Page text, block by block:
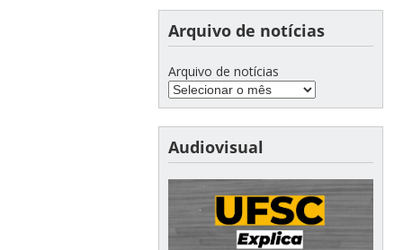
Arquivo de notícias
Arquivo de notícias
Audiovisual